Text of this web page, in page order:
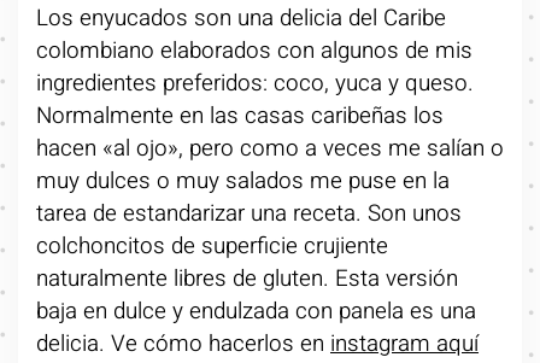
Los enyucados son una delicia del Caribe
colombiano elaborados con algunos de mis
ingredientes preferidos: coco, yuca y queso.
Normalmente en las casas caribeñas los
hacen «al ojo», pero como a veces me salían o
muy dulces o muy salados me puse en la
tarea de estandarizar una receta. Son unos
colchoncitos de superficie crujiente
naturalmente libres de gluten. Esta versión
baja en dulce y endulzada con panela es una
delicia. Ve cómo hacerlos en instagram aquí